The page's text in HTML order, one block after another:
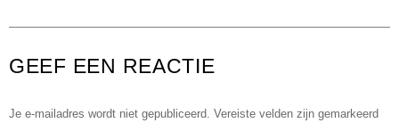
GEEF EEN REACTIE
Je e-mailadres wordt niet gepubliceerd. Vereiste velden zijn gemarkeerd